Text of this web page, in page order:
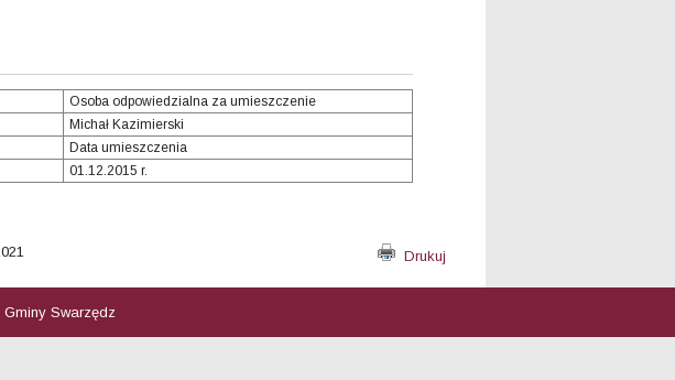
Osoba odpowiedzialna za umieszczenie
Michał Kazimierski
Data umieszczenia
01.12.2015 r.
Drukuj
Swarzędz